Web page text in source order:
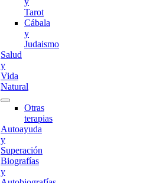
Tarot
Cábala
y
Judaismo
Salud
y
Vida
Natural
Otras
terapias
Autoayuda
y
Superación
Biografías
y